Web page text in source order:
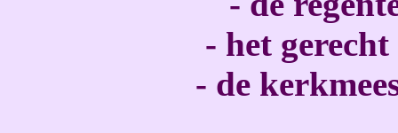
- het
- de